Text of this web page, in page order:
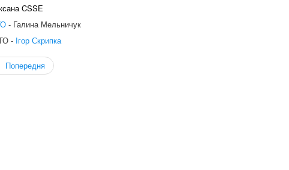
CSSE
- Галина Мельничук
- Ігор Скрипка
Попередня